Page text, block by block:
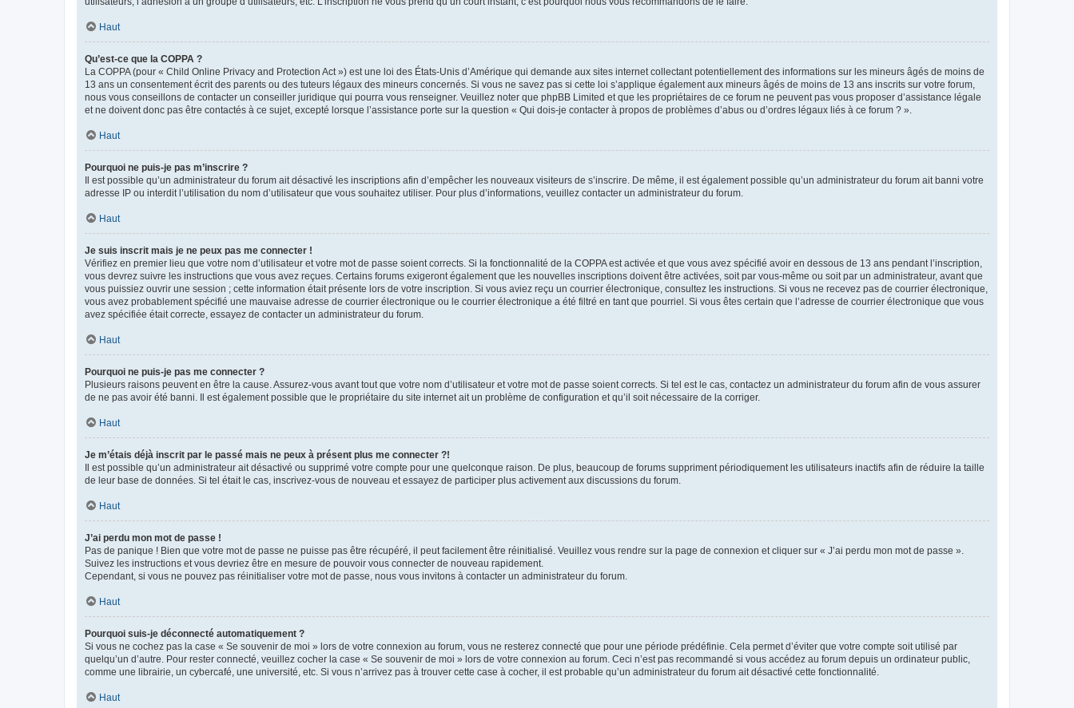
Haut
Qu’est-ce que la COPPA ?
La COPPA (pour « Child Online Privacy and Protection Act ») est une loi des États-Unis d’Amérique qui demande aux sites internet collectant potentiellement des informations sur les mineurs âgés de moins de
13 ans un consentement écrit des parents ou des tuteurs légaux des mineurs concernés. Si vous ne savez pas si cette loi s’applique également aux mineurs âgés de moins de 13 ans inscrits sur votre forum,
nous vous conseillons de contacter un conseiller juridique qui pourra vous renseigner. Veuillez noter que phpBB Limited et que les propriétaires de ce forum ne peuvent pas vous proposer d’assistance légale
et ne doivent donc pas être contactés à ce sujet, excepté lorsque l’assistance porte sur la question « Qui dois-je contacter à propos de problèmes d’abus ou d’ordres légaux liés à ce forum ? ».
Haut
Pourquoi ne puis-je pas m’inscrire ?
Il est possible qu’un administrateur du forum ait désactivé les inscriptions afin d’empêcher les nouveaux visiteurs de s’inscrire. De même, il est également possible qu’un administrateur du forum ait banni votre
adresse IP ou interdit l’utilisation du nom d’utilisateur que vous souhaitez utiliser. Pour plus d’informations, veuillez contacter un administrateur du forum.
Haut
Je suis inscrit mais je ne peux pas me connecter !
Vérifiez en premier lieu que votre nom d’utilisateur et votre mot de passe soient corrects. Si la fonctionnalité de la COPPA est activée et que vous avez spécifié avoir en dessous de 13 ans pendant l’inscription,
vous devrez suivre les instructions que vous avez reçues. Certains forums exigeront également que les nouvelles inscriptions doivent être activées, soit par vous-même ou soit par un administrateur, avant que
vous puissiez ouvrir une session ; cette information était présente lors de votre inscription. Si vous aviez reçu un courrier électronique, consultez les instructions. Si vous ne recevez pas de courrier électronique,
vous avez probablement spécifié une mauvaise adresse de courrier électronique ou le courrier électronique a été filtré en tant que pourriel. Si vous êtes certain que l’adresse de courrier électronique que vous
avez spécifiée était correcte, essayez de contacter un administrateur du forum.
Haut
Pourquoi ne puis-je pas me connecter ?
Plusieurs raisons peuvent en être la cause. Assurez-vous avant tout que votre nom d’utilisateur et votre mot de passe soient corrects. Si tel est le cas, contactez un administrateur du forum afin de vous assurer
de ne pas avoir été banni. Il est également possible que le propriétaire du site internet ait un problème de configuration et qu’il soit nécessaire de la corriger.
Haut
Je m’étais déjà inscrit par le passé mais ne peux à présent plus me connecter ?!
Il est possible qu’un administrateur ait désactivé ou supprimé votre compte pour une quelconque raison. De plus, beaucoup de forums suppriment périodiquement les utilisateurs inactifs afin de réduire la taille
de leur base de données. Si tel était le cas, inscrivez-vous de nouveau et essayez de participer plus activement aux discussions du forum.
Haut
J’ai perdu mon mot de passe !
Pas de panique ! Bien que votre mot de passe ne puisse pas être récupéré, il peut facilement être réinitialisé. Veuillez vous rendre sur la page de connexion et cliquer sur « J’ai perdu mon mot de passe ».
Suivez les instructions et vous devriez être en mesure de pouvoir vous connecter de nouveau rapidement.
Cependant, si vous ne pouvez pas réinitialiser votre mot de passe, nous vous invitons à contacter un administrateur du forum.
Haut
Pourquoi suis-je déconnecté automatiquement ?
Si vous ne cochez pas la case « Se souvenir de moi » lors de votre connexion au forum, vous ne resterez connecté que pour une période prédéfinie. Cela permet d’éviter que votre compte soit utilisé par
quelqu’un d’autre. Pour rester connecté, veuillez cocher la case « Se souvenir de moi » lors de votre connexion au forum. Ceci n’est pas recommandé si vous accédez au forum depuis un ordinateur public,
comme une librairie, un cybercafé, une université, etc. Si vous n’arrivez pas à trouver cette case à cocher, il est probable qu’un administrateur du forum ait désactivé cette fonctionnalité.
Haut